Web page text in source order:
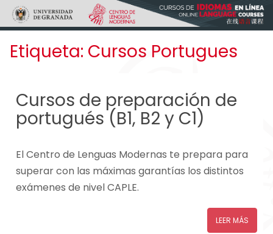
Skip to main content
Etiqueta: Cursos Portugues
Cursos de preparación de
portugués (B1, B2 y C1)
El Centro de Lenguas Modernas te prepara para
superar con las máximas garantías los distintos
exámenes de nivel CAPLE.
LEER MÁS